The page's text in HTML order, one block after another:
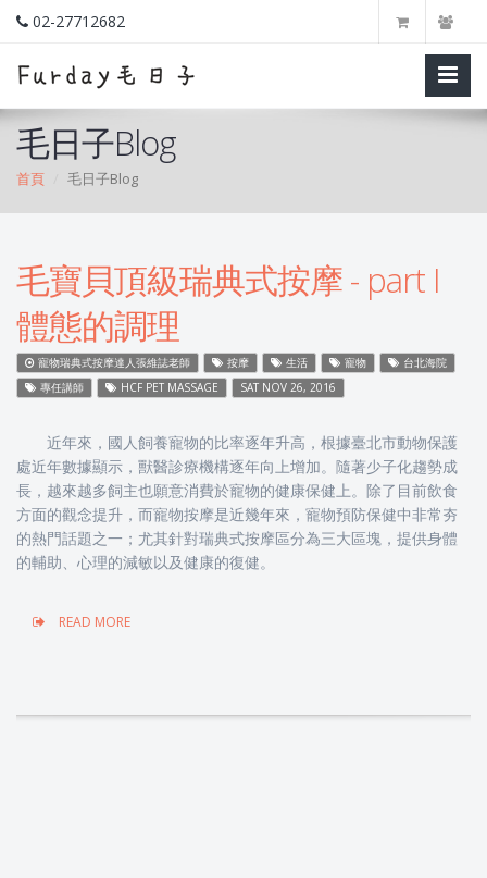
02-27712682
毛日子Blog
首頁 毛日子Blog
毛寶貝頂級瑞典式按摩 - part I
體態的調理
寵物瑞典式按摩達人張維誌老師 按摩 生活 寵物
台北海院
專任講師
HCF PET MASSAGE SAT NOV 26, 2016
近年來，國人飼養寵物的比率逐年升高，根據臺北市動物保護
處近年數據顯示，獸醫診療機構逐年向上增加。隨著少子化趨勢成
長，越來越多飼主也願意消費於寵物的健康保健上。除了目前飲食
方面的觀念提升，而寵物按摩是近幾年來，寵物預防保健中非常夯
的熱門話題之一；尤其針對瑞典式按摩區分為三大區塊，提供身體
的輔助、心理的減敏以及健康的復健。
READ MORE